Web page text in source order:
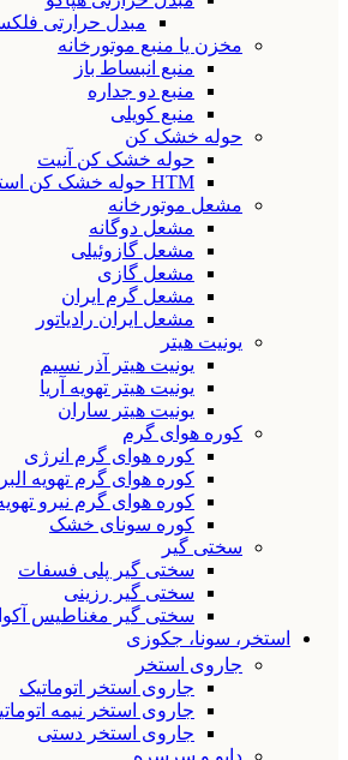
مبدل حرارتی
مخزن یا منبع موتورخانه
منبع انبساط باز
منبع دو جداره
منبع کویلی
حوله خشک کن
حوله خشک کن آنیت
HTM حوله خشک کن استیل
مشعل موتورخانه
مشعل دوگانه
مشعل گازوئیلی
مشعل گازی
مشعل گرم ایران
مشعل ایران رادیاتور
یونیت هیتر
یونیت هیتر آذر نسیم
یونیت هیتر تهویه آریا
یونیت هیتر ساران
کوره هوای گرم
کوره هوای گرم انرژی
کوره هوای گرم تهویه
کوره هوای گرم نیرو
کوره سونای خشک
سختی گیر
سختی گیر پلی فسفات
سختی گیر رزینی
سختی گیر مغناطیس آکوا
استخر، سونا، جکوزی
جاروی استخر
جاروی استخر اتوماتیک
جاروی استخر نیمه
جاروی استخر دستی
دایو و سرسره